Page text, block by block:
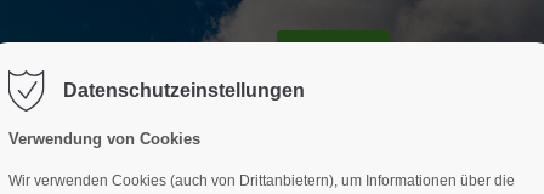
"offcanvas-col2" existiert leider
Der Eintrag "offcanvas-col3"
nicht.
Datenschutzeinstellungen
Verwendung von Cookies
Wir verwenden Cookies (auch von Drittanbietern), um Informationen über die